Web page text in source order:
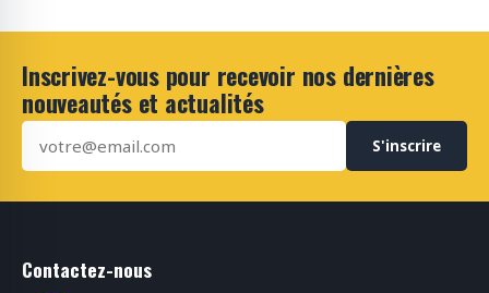
Inscrivez-vous pour recevoir nos dernières
nouveautés et actualités
S'inscrire
Contactez-nous